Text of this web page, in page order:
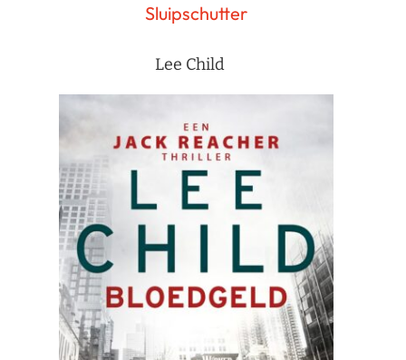
Sluipschutter
Lee Child